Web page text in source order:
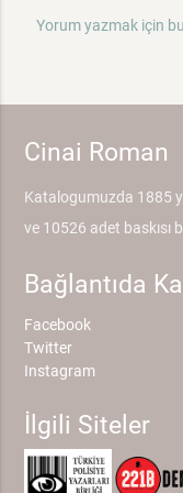
Yorum yazmak için
Cinai Roman
Katalogumuzda 1885
ve 10526 adet baskısı
Bağlantıda
Facebook
Twitter
Instagram
İlgili Siteler